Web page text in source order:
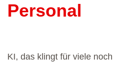
Personal
KI, das klingt für viele